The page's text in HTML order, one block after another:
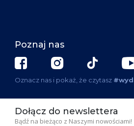
Poznaj nas
Oznacz nas i pokaż, że czytasz
Dołącz do newslettera
Bądź na bieżąco z Naszymi nowościami!